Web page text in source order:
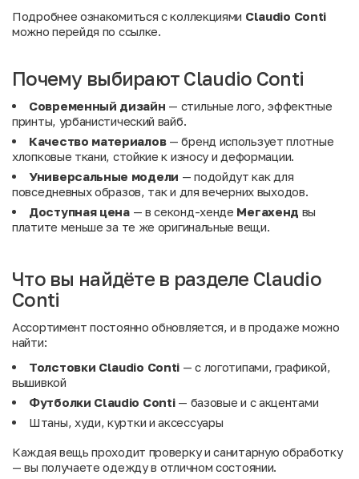
Подробнее ознакомиться с коллекциями Claudio Conti
можно перейдя по ссылке.
Почему выбирают Claudio Conti
Современный дизайн — стильные лого, эффектные
принты, урбанистический вайб.
Качество материалов— бренд использует плотные
хлопковые ткани, стойкие к износу и деформации.
Универсальные модели — подойдут как для
повседневных образов, так и для вечерних выходов.
Доступная цена— в секонд-хенде Мегахенд вы
платите меньше за те же оригинальные вещи.
Что вы найдёте в разделе Claudio
Conti
Ассортимент постоянно обновляется, и в продаже можно
найти:
Толстовки Claudio Conti — с логотипами, графикой,
вышивкой
Футболки Claudio Conti— базовые и с акцентами
Штаны, худи, куртки и аксессуары
Каждая вещь проходит проверку и санитарную обработку
— вы получаете одежду в отличном состоянии.